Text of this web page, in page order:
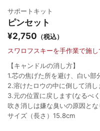
サポートキット
ピンセット
¥2,750 （税込）
スワロフスキーを手作業で施し
【キャンドルの消し方】
1.芯の焦げた所を避け、白い部
2.溶けたロウの中に倒して消し
3.元の位置に戻します(なるべく
吹き消しは嫌な臭いの原因と
サイズ（長さ）15.8cm